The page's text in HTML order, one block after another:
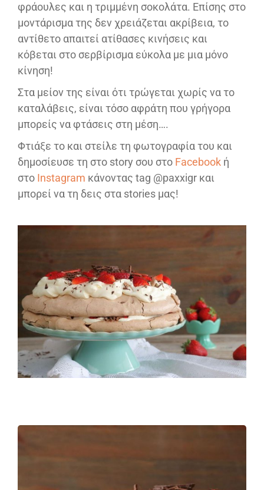
φράουλες και η τριμμένη σοκολάτα. Επίσης στο
μοντάρισμα της δεν χρειάζεται ακρίβεια, το
αντίθετο απαιτεί ατίθασες κινήσεις και
κόβεται στο σερβίρισμα εύκολα με μια μόνο
κίνηση!
Στα μείον της είναι ότι τρώγεται χωρίς να το
καταλάβεις, είναι τόσο αφράτη που γρήγορα
μπορείς να φτάσεις στη μέση….
Φτιάξε το και στείλε τη φωτογραφία του και
δημοσίευσε τη στο story σου στο Facebook ή
στο Instagram κάνοντας tag @paxxigr και
μπορεί να τη δεις στα stories μας!